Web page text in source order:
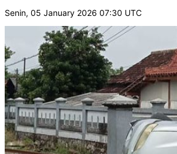
Senin, 05 January 2026 07:30 UTC